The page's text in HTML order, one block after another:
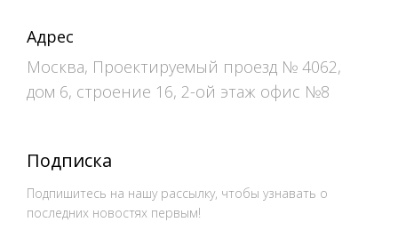
Адрес
Москва, Проектируемый проезд № 4062,
дом 6, строение 16, 2-ой этаж офис №8
Подписка
Подпишитесь на нашу рассылку, чтобы узнавать о
последних новостях первым!